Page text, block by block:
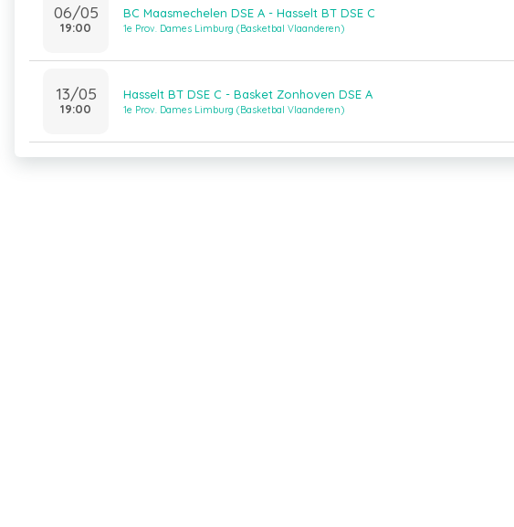
06/05
19:00
BC Maasmechelen DSE A - Hasselt BT DSE C
1e Prov. Dames Limburg (Basketbal Vlaanderen)
13/05
19:00
Hasselt BT DSE C - Basket Zonhoven DSE A
1e Prov. Dames Limburg (Basketbal Vlaanderen)